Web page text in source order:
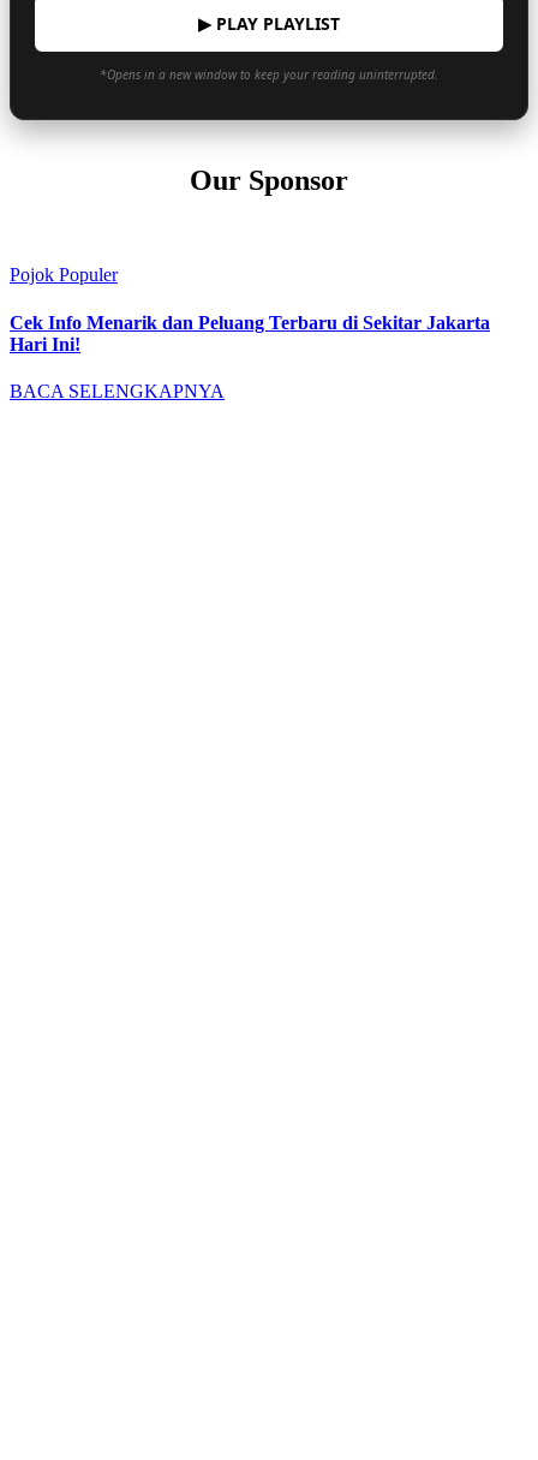
▶ PLAY PLAYLIST
*Opens in a new window to keep your reading uninterrupted.
Our Sponsor
Pojok Populer
Cek Info Menarik dan Peluang Terbaru di Sekitar Jakarta
Hari Ini!
BACA SELENGKAPNYA